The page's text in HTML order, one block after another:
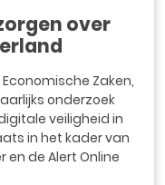
over
Zaken,
onderzoek
veiligheid in
in het kader van
de Alert Online